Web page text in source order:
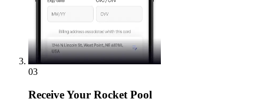
03
ReceiveYour Rocket Pool